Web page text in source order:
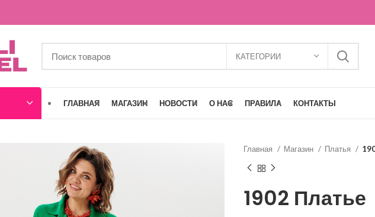
КАТЕГОРИИ
ГЛАВНАЯ МАГАЗИН НОВОСТИ О НАС ПРАВИЛА КОНТАКТЫ
Главная Магазин Платья
1902 Платье